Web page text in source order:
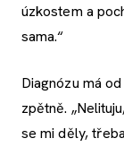
úzkostem a
sama.“
Diagnózu má
zpětně.
se mi děly,